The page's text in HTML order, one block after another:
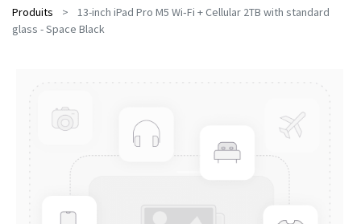
Produits
13-inch iPad Pro M5 Wi‑Fi + Cellular 2TB with standard
glass - Space Black